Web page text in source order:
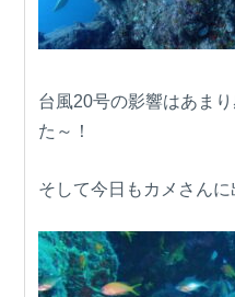
台風20号の影響はあま
た～！
そして今日もカメさん